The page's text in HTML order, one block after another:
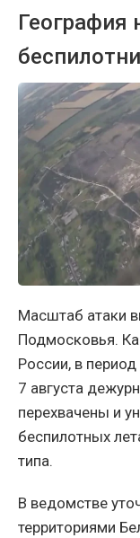
География
Масштаб атаки
Подмосковья.
России, в
7 августа
перехвачены и
беспилотных
типа.
В ведомстве
территориями